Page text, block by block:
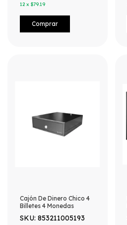
12 x $79.19
Cajón De Dinero Chico 4
Billetes 4 Monedas
SKU: 853211005193